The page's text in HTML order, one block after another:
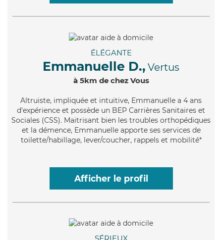
ÉLÉGANTE
Emmanuelle D., Vertus
à 5km de chez Vous
Altruiste, impliquée et intuitive, Emmanuelle a 4 ans
d'expérience et possède un BEP Carrières Sanitaires et
Sociales (CSS). Maitrisant bien les troubles orthopédiques
et la démence, Emmanuelle apporte ses services de
toilette/habillage, lever/coucher, rappels et mobilité*
Afficher le profil